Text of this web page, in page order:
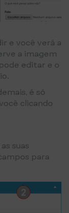
e você verá a
a imagem
editar e o
é só
clicando
suas
para